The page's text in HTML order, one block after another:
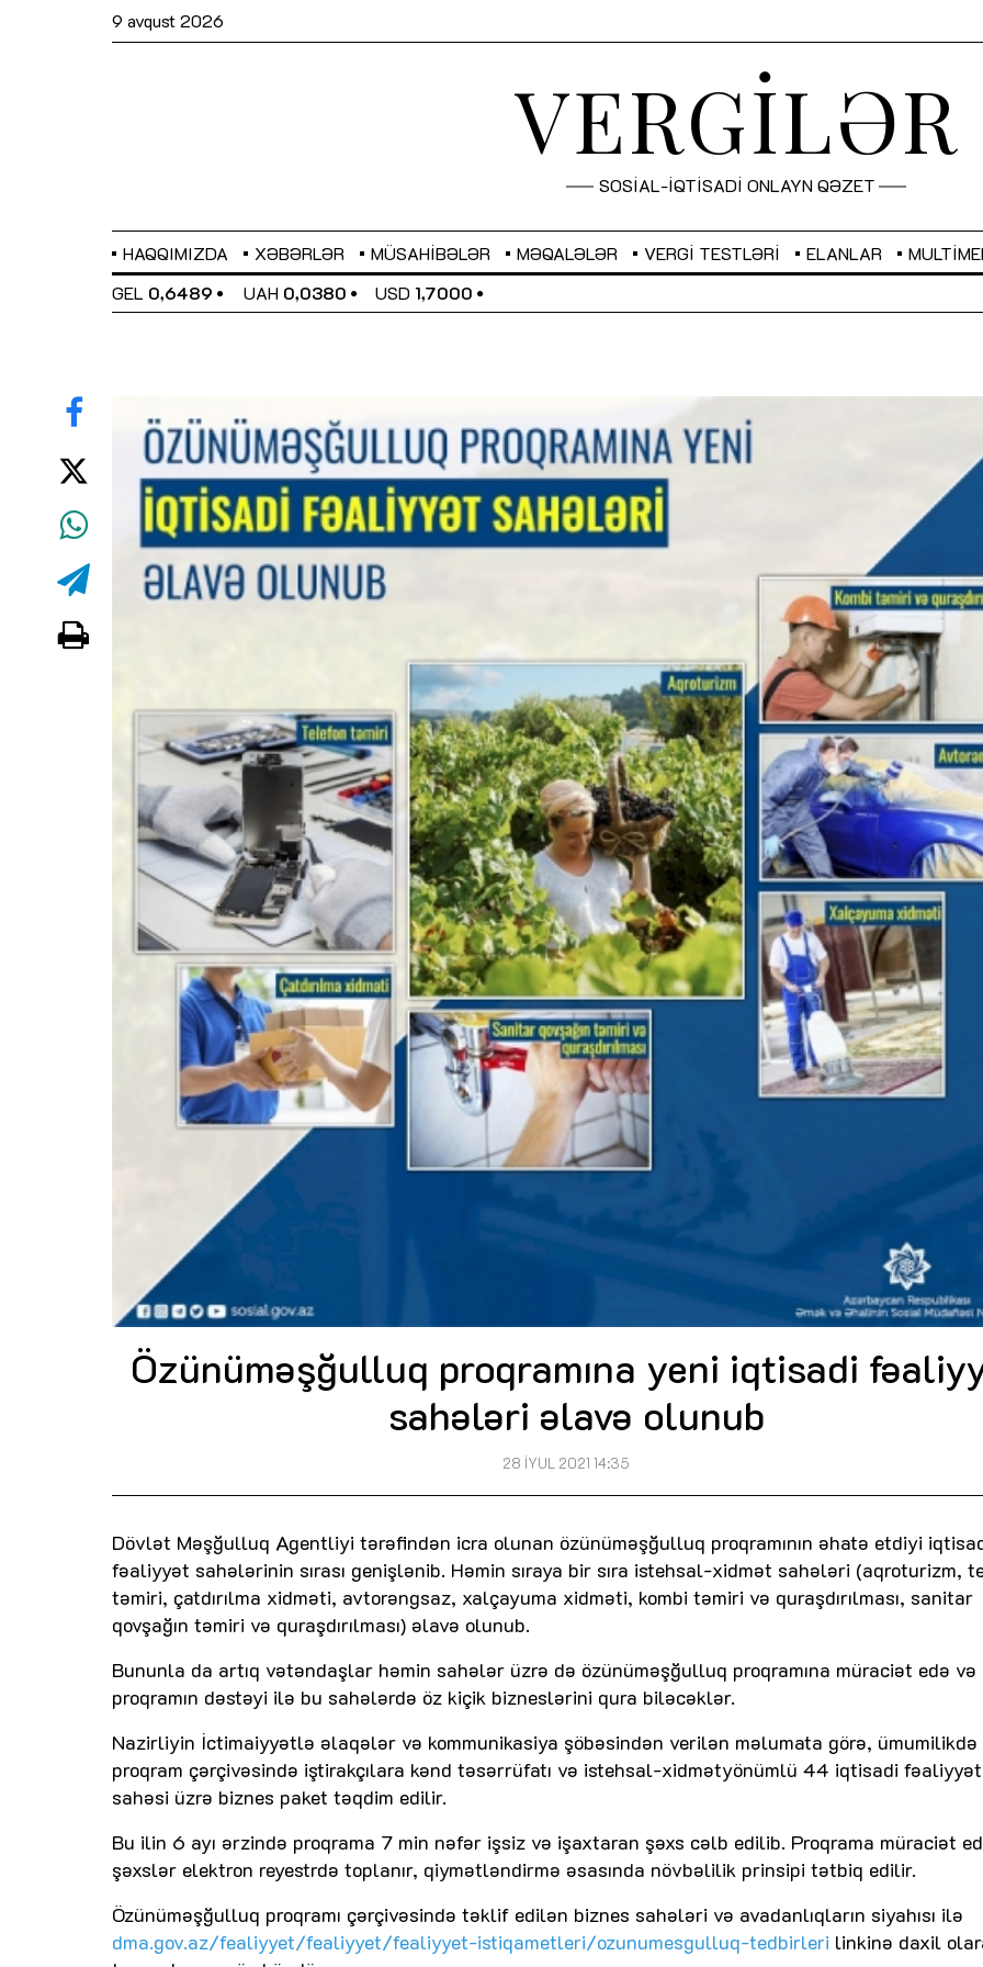
9 avqust 2026
VERGİLƏR
SOSİAL-İQTİSADİ ONLAYN QƏZET
HAQQIMIZDA XƏBƏRLƏR MÜSAHIBƏLƏR MƏQALƏLƏR VERGI TESTLƏRI ELANLAR
UAH0,0380 USD 1,7000 EUR 1,9591
Özünüməşğulluq proqramına yeni iqtisadi
sahələri əlavə olunub
28 İYUL 2021 14:35
Dövlət Məşğulluq Agentliyi tərəfindən icra olunan özünüməşğulluq proqramının əhatə etdiyi
fəaliyyət sahələrinin sırası genişlənib. Həmin sıraya bir sıra istehsal-xidmət sahələri (aqroturizm,
təmiri, çatdırılma xidməti, avtorəngsaz, xalçayuma xidməti, kombi təmiri və quraşdırılması, sanitar
qovşağın təmiri və quraşdırılması) əlavə olunub.
Bununla da artıq vətəndaşlar həmin sahələr üzrə də özünüməşğulluq proqramına müraciət edə və
proqramın dəstəyi ilə bu sahələrdə öz kiçik bizneslərini qura biləcəklər.
Nazirliyin İctimaiyyətlə əlaqələr və kommunikasiya şöbəsindən verilən məlumata görə, ümumilikdə
proqram çərçivəsində iştirakçılara kənd təsərrüfatı və istehsal-xidmətyönümlü 44 iqtisadi fəaliyyət
sahəsi üzrə biznes paket təqdim edilir.
Bu ilin 6 ayı ərzində proqrama 7 min nəfər işsiz və işaxtaran şəxs cəlb edilib. Proqrama müraciət
şəxslər elektron reyestrdə toplanır, qiymətləndirmə əsasında növbəlilik prinsipi tətbiq edilir.
Özünüməşğulluq proqramı çərçivəsində təklif edilən biznes sahələri və avadanlıqların siyahısı ilə
dma.gov.az/fealiyyet/fealiyyet/fealiyyet-istiqametleri/ozunumesgulluq-tedbirleri linkinə daxil
Sahibkarlıq fəaliyyəti üçün inklüziv
imkanlar yaradan vergi təşviqləri
MƏQALƏ
Dünya iqtisadiyyatında vergi
siyasətinin imperativləri
Maliyyə planlaması prizmasında
büdcəyə baxış
MƏQALƏ
Gülminə Məlikzadə: “Azərbaycan
Bacarıqlar Akseleratoru” ixtisaslaşmış
kadrların hazırlanmasını hədəfləyir”
real iş və sistemli
Nicat İmanov: "Vergi
dəyişikliklər sahibkarlıq
yaxşılaşdırılmasına
MÜSAHİBƏ
Aytən Kərimova:
inklüziv iş mühiti
öyrənən komanda
MÜSAHİBƏ
Azərbaycanda dövlət-özəl
çərçivəsində həyata
layihəVİDEO
Aydın Hüseynov: “Əsrin
Azərbaycanın iqtisadi
təmin edən əsas
MÜSAHİBƏ